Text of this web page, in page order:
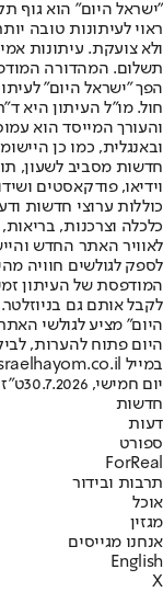
"ישראל היום" הוא גוף
ראוי לעיתונות טובה
ולא צועקת. עיתונות
הפך "ישראל היום"
חול. מו"ל העיתון היא
והעורך המייסד הוא
חדשות מסביב לשעון,
וידיאו, פודקאסטים
כוללות ערוצי חדשות
לאוויר האתר החדש
לספק לגולשים חוויה
המודפסת של העיתון
לקבל אותם גם
היום" מציע לגולשי
היום פתוח להערות,
במייל hayom@israelhayom.co.il.
יום חמישי, 30.7.2026
חדשות
דעות
ספורט
ForReal
תרבות ובידור
אוכל
מגזין
אנחנו מגייסים
English
X